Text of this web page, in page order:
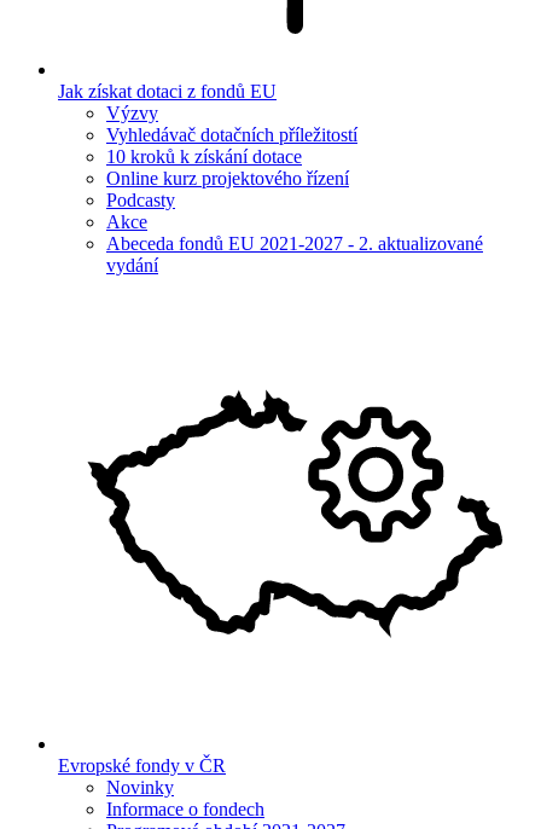
Jak získat dotaci z fondů EU
Výzvy
Vyhledávač dotačních příležitostí
10 kroků k získání dotace
Online kurz projektového řízení
Podcasty
Akce
Abeceda fondů EU 2021-2027 - 2. aktualizované
vydání
Evropské fondy v ČR
Novinky
Informace o fondech